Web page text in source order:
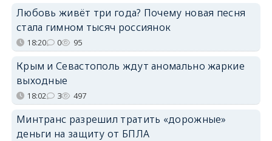
Любовь живёт три года? Почему новая песня
стала гимном тысяч россиянок
18:20 0 95
Крым и Севастополь ждут аномально жаркие
выходные
18:02 3 497
Минтранс разрешил тратить «дорожные»
деньги на защиту от БПЛА